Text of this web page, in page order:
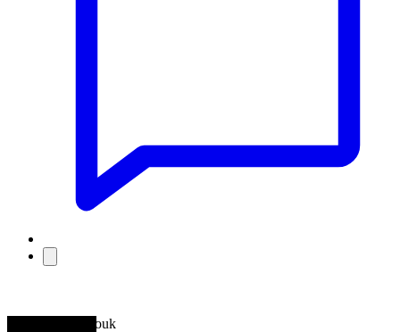
Bachibouzouk